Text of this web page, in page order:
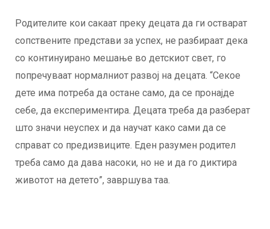
Родителите кои сакаат преку децата да ги остварат
сопствените представи за успех, не разбираат дека
со континуирано мешање во детскиот свет, го
попречуваат нормалниот развој на децата. “Секое
дете има потреба да остане само, да се пронајде
себе, да експериментира. Децата треба да разберат
што значи неуспех и да научат како сами да се
справат со предизвиците. Еден разумен родител
треба само да дава насоки, но не и да го диктира
животот на детето”, завршува таа.